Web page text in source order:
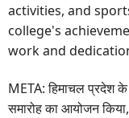
activities, and
college's
work and
META: हिमाचल प्रदेश के
समारोह का आयोजन